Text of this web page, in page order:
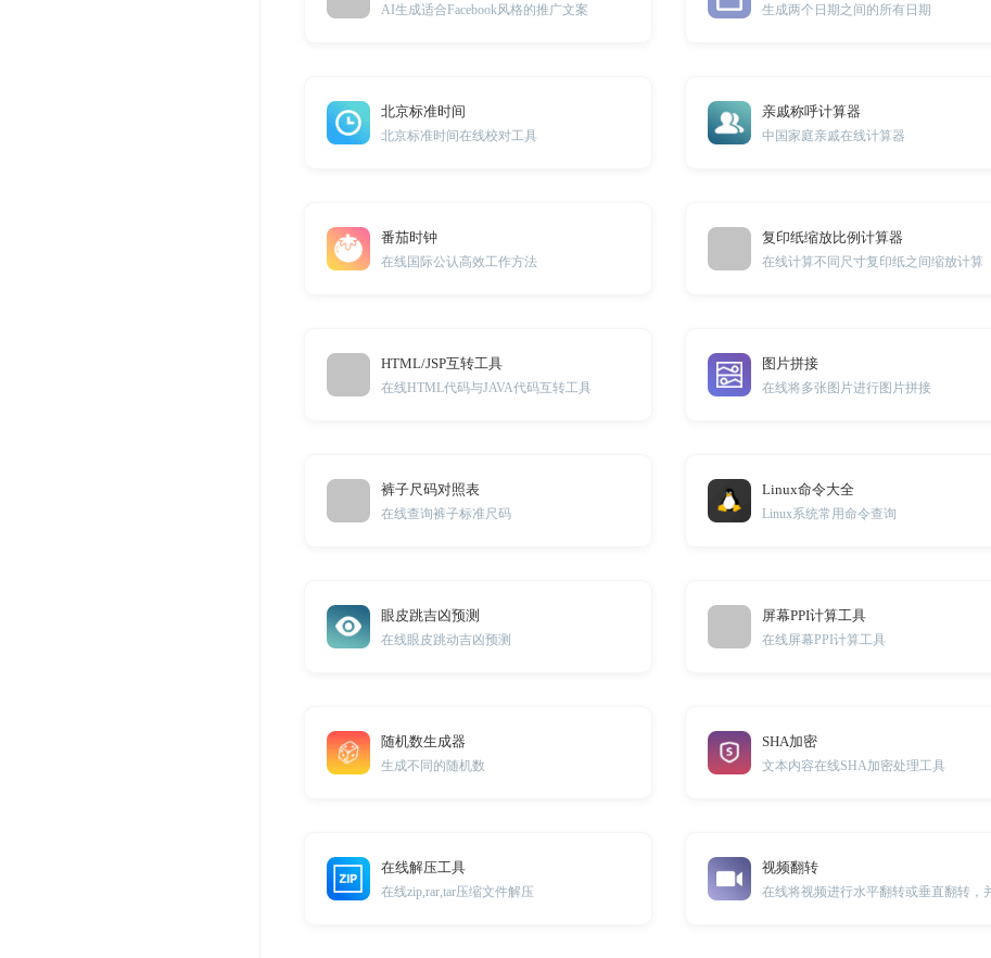
AI生成适合Facebook风格的推广文案 生成两个日期之间的所有日期
北京标准时间
北京标准时间在线校对工具
亲戚称呼计算器
中国家庭亲戚在线计算器
番茄时钟
在线国际公认高效工作方法
复印纸缩放比例计算器
在线计算不同尺寸复印纸之间缩放计算
HTML/JSP互转工具
在线HTML代码与JAVA代码互转工具
图片拼接
在线将多张图片进行图片拼接
裤子尺码对照表
在线查询裤子标准尺码
Linux命令大全
Linux系统常用命令查询
眼皮跳吉凶预测
在线眼皮跳动吉凶预测
屏幕PPI计算工具
在线屏幕PPI计算工具
随机数生成器
生成不同的随机数
SHA加密
文本内容在线SHA加密处理工具
在线解压工具
在线zip,rar,tar压缩文件解压
视频翻转